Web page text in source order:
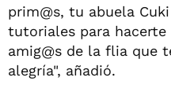
prim@s, tu abuela
tutoriales para
amig@s de la flia que
alegría", añadió.